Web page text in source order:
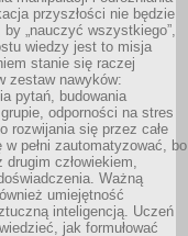
przyszłości nie będzie
by „nauczyć wszystkiego”,
wiedzy jest to misja
stanie się raczej
zestaw nawyków:
pytań, budowania
odporności na stres
rozwijania się przez całe
pełni zautomatyzować, bo
człowiekiem,
Ważną
umiejętność
inteligencją. Uczeń
jak formułować